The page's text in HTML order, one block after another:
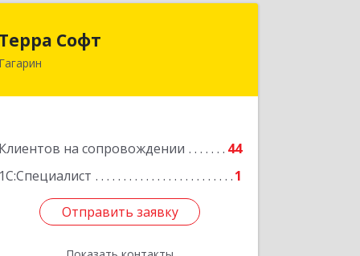
Терра Софт
Гагарин
Клиентов на сопровождении
44
1С:Специалист
1
Отправить заявку
215010, Смоленская обл, Гагарин г,
Отправить заявку